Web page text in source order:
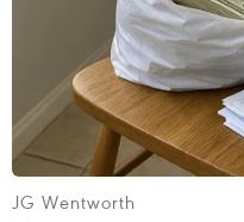
(ECB) đã đề ra, song
này là nhất thời và
JG Wentworth